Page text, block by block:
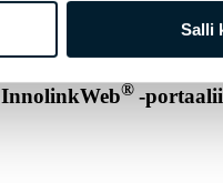
Salli
viestit napakasti
® -